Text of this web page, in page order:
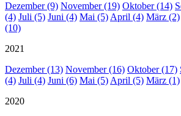
Dezember (9) November (19) Oktober (14)
(4) Juli (5) Juni (4) Mai (5)April (4) März (2)
(10)
2021
Dezember (13) November (16) Oktober (17)
(4) Juli (4) Juni (6) Mai (5)April (5) März (1)
2020